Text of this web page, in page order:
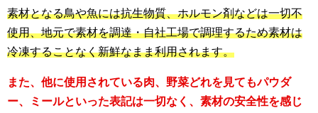
素材となる鳥や魚には抗生物質、ホルモン剤などは一切不
使用、地元で素材を調達・自社工場で調理するため素材は
冷凍することなく新鮮なまま利用されます。
また、他に使用されている肉、野菜どれを見てもパウダ
ー、ミールといった表記は一切なく、素材の安全性を感じ